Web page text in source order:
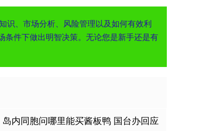
识、市场分析、风险管理以及如何有效利
条件下做出明智决策。无论您是新手还是有
内同胞问哪里能买酱板鸭 国台办回应